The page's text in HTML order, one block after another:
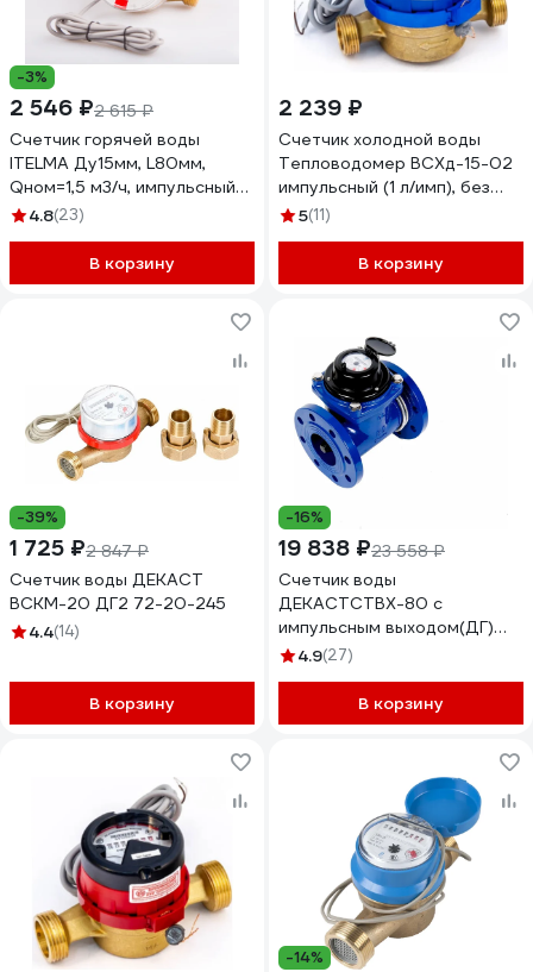
-3%
2 546 ₽2 615 ₽
Счетчик горячей воды
ITELMA Ду15мм, L80мм,
Qном=1,5 м3/ч, импульсный
выход ГЕРКОН, вес импульса
4.8(23)
В корзину
2 239 ₽
Счетчик холодной воды
Тепловодомер ВСХд-15-02
импульсный (1 л/имп), без
КМЧ R111-015-223-B54
5(11)
В корзину
-39%
1 725 ₽2 847 ₽
Счетчик воды ДЕКАСТ
ВСКМ-20 ДГ2 72-20-245
4.4(14)
В корзину
-16%
19 838 ₽23 558 ₽
Счетчик воды
ДЕКАСТСТВХ-80 с
импульсным выходом(ДГ)
78-80-03
4.9(27)
В корзину
-14%